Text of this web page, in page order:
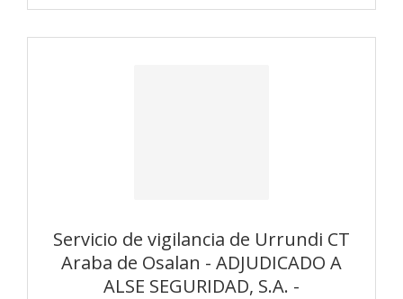
Servicio de vigilancia de Urrundi CT
Araba de Osalan - ADJUDICADO A
ALSE SEGURIDAD, S.A. -